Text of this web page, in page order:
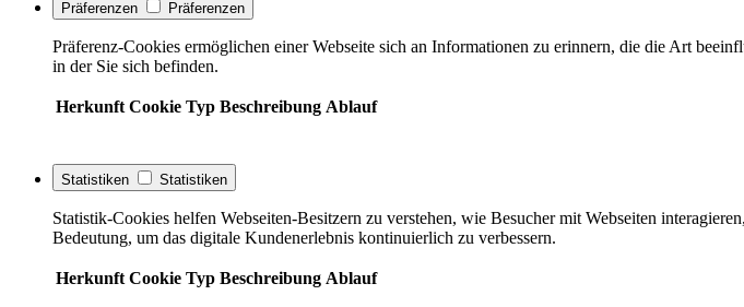
Präferenzen Präferenzen
Präferenz-Cookies ermöglichen einer Webseite sich an Informationen zu erinnern, die die Art
in der Sie sich befinden.
Herkunft Cookie Typ Beschreibung Ablauf
Statistiken Statistiken
Statistik-Cookies helfen Webseiten-Besitzern zu verstehen, wie Besucher mit Webseiten
Bedeutung, um das digitale Kundenerlebnis kontinuierlich zu verbessern.
Herkunft Cookie Typ Beschreibung Ablauf